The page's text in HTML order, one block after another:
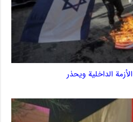
الداخلية ويحذر